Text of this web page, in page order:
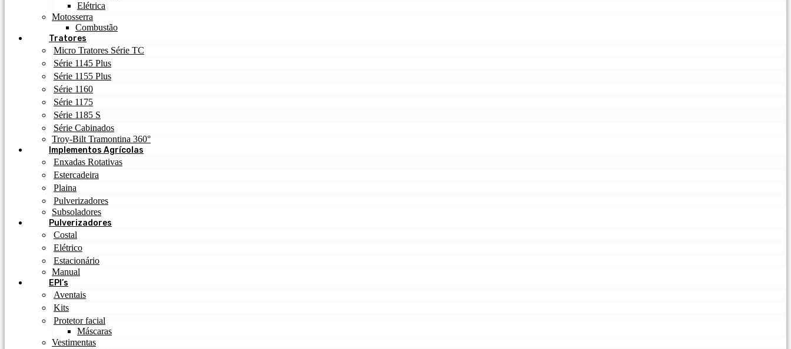
Elétrica
Motosserra
Combustão
Tratores
Micro Tratores Série TC
Série 1145 Plus
Série 1155 Plus
Série 1160
Série 1175
Série 1185 S
Série Cabinados
Troy-Bilt Tramontina 360°
Implementos Agrícolas
Enxadas Rotativas
Estercadeira
Plaina
Pulverizadores
Subsoladores
Pulverizadores
Costal
Elétrico
Estacionário
Manual
EPI’s
Aventais
Kits
Protetor facial
Máscaras
Vestimentas